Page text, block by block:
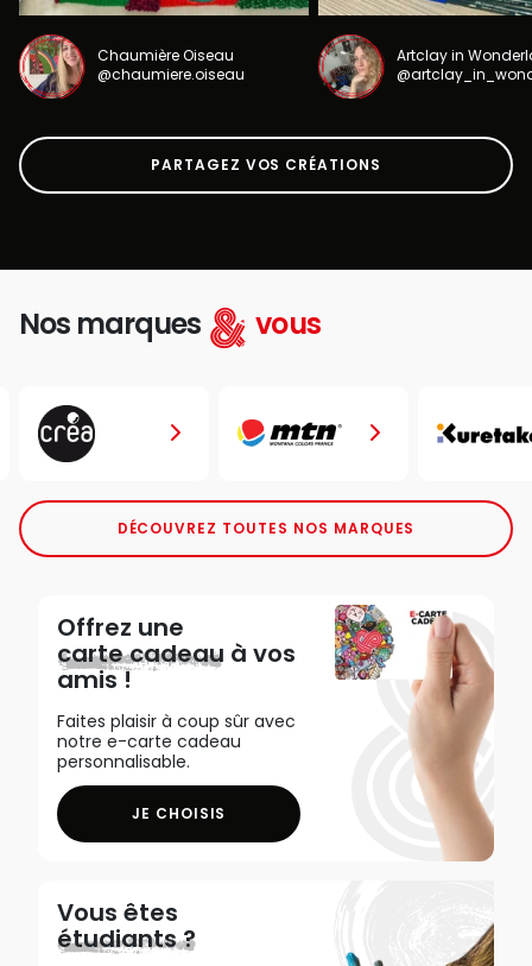
Chaumière Oiseau
@chaumiere.oiseau
Artclay in
PARTAGEZ VOS CRÉATIONS
Nos marques vous
DÉCOUVREZ TOUTES NOS MARQUES
Offrez une
carte cadeau à vos
amis !
Faites plaisir à coup sûr avec
notre e-carte cadeau
personnalisable.
JE CHOISIS
Vous êtes
étudiants ?